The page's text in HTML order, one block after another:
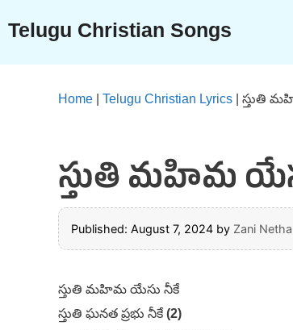
content
Telugu Christian Songs
Home Telugu Christian Lyrics స్తుతి
స్తుతి మహిమ యేసు
Published: August 7, 2024 by Zani
స్తుతి మహిమ యేసు నీకే
స్తుతి ఘనత ప్రభు నీకే(2)